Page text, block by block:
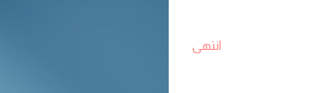
انتهى